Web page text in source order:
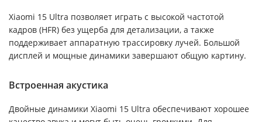
Xiaomi 15 Ultra позволяет играть с высокой частотой
кадров (HFR) без ущерба для детализации, а также
поддерживает аппаратную трассировку лучей. Большой
дисплей и мощные динамики завершают общую картину.
Встроенная акустика
Двойные динамики Xiaomi 15 Ultra обеспечивают хорошее